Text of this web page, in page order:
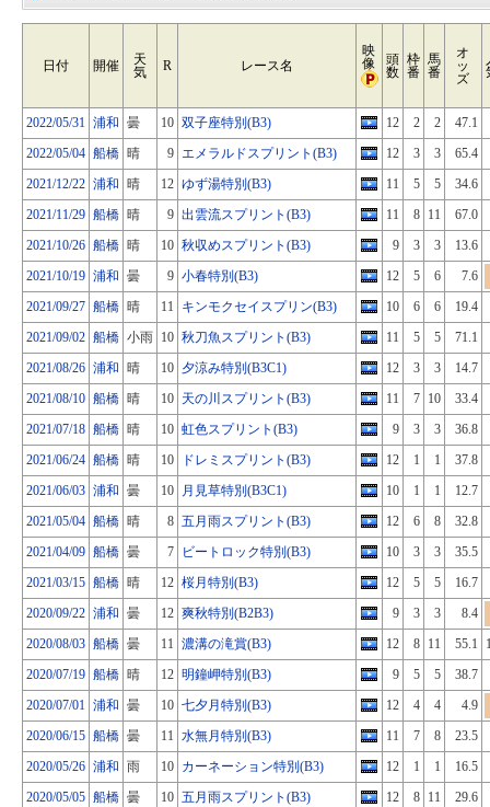
日付 開催
天
気
R レース名
映
像
頭
数
枠
番
馬
番
オ
ッ
ズ
2022/05/31 浦和 曇 10 双子座特別(B3) 12 2 2
47.1
2022/05/04 船橋 晴 9 エメラルドスプリント(B3) 12 3 3
65.4
2021/12/22 浦和 晴 12 ゆず湯特別(B3) 11 5 5
34.6
2021/11/29 船橋 晴 9 出雲流スプリント(B3) 11 8 11
67.0
2021/10/26 船橋 晴 10 秋収めスプリント(B3) 9 3 3
13.6
2021/10/19 浦和 曇 9 小春特別(B3) 12 5 6
7.6
2021/09/27 船橋 晴 11 キンモクセイスプリン(B3) 10 6 6
19.4
2021/09/02 船橋 小雨 10 秋刀魚スプリント(B3) 11 5 5
71.1
2021/08/26 浦和 晴 10 夕涼み特別(B3C1) 12 3 3
14.7
2021/08/10 船橋 晴 10 天の川スプリント(B3) 11 7 10
33.4
2021/07/18 船橋 晴 10 虹色スプリント(B3) 9 3 3
36.8
2021/06/24 船橋 晴 10 ドレミスプリント(B3) 12 1 1
37.8
2021/06/03 浦和 曇 10 月見草特別(B3C1) 10 1 1
12.7
2021/05/04 船橋 晴 8 五月雨スプリント(B3) 12 6 8
32.8
2021/04/09 船橋 曇 7 ビートロック特別(B3) 10 3 3
35.5
2021/03/15 船橋 晴 12 桜月特別(B3) 12 5 5
16.7
2020/09/22 浦和 曇 12 爽秋特別(B2B3) 9 3 3
8.4
2020/08/03 船橋 曇 11 濃溝の滝賞(B3) 12 8 11 55.1
2020/07/19 船橋 晴 12 明鐘岬特別(B3) 9 5 5
38.7
2020/07/01 浦和 曇 10 七夕月特別(B3) 12 4 4
4.9
2020/06/15 船橋 曇 11 水無月特別(B3) 11 7 8
23.5
2020/05/26 浦和 雨 10 カーネーション特別(B3) 12 1 1
16.5
2020/05/05 船橋 曇 10 五月雨スプリント(B3) 12 8 11
29.6